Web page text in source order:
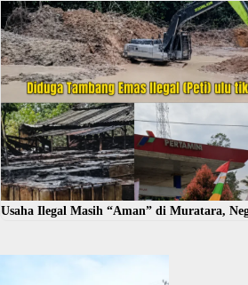
Usaha Ilegal Masih “Aman” di Muratara,